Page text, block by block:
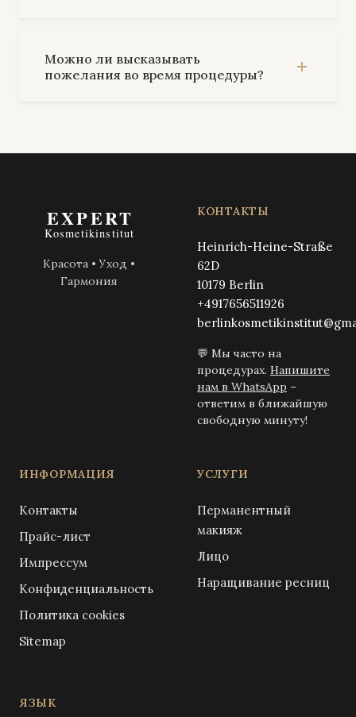
Можно ли высказывать
пожелания во время процедуры?
Красота • Уход •
Гармония
КОНТАКТЫ
Heinrich-Heine-Straße
62D
10179 Berlin
+4917656511926
💬 Мы часто на
процедурах. Напишите
нам в WhatsApp –
ответим в ближайшую
свободную минуту!
ИНФОРМАЦИЯ
Контакты
Прайс-лист
Импрессум
Конфиденциальность
Политика cookies
Sitemap
УСЛУГИ
Перманентный
макияж
Лицо
Наращивание ресниц
ЯЗЫК